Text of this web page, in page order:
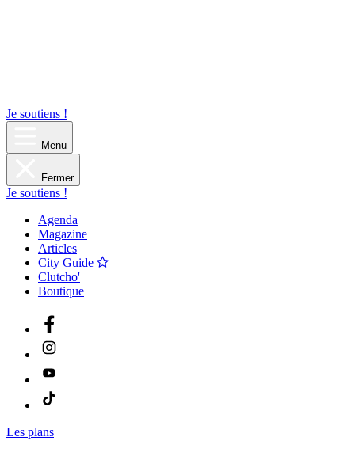
Je soutiens !
Menu
Fermer
Je soutiens !
Agenda
Magazine
Articles
City Guide
Clutcho'
Boutique
Les plans